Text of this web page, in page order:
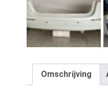
Omschrijving